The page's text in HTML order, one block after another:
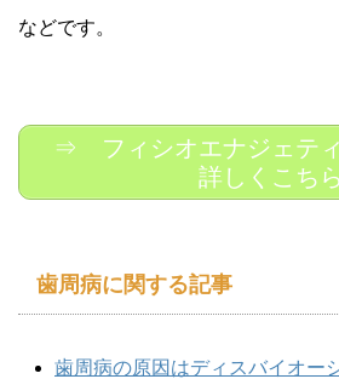
などです。
⇒ フィシオエナジェテ
詳しくこちら
歯周病に関する記事
歯周病の原因はディスバイオー